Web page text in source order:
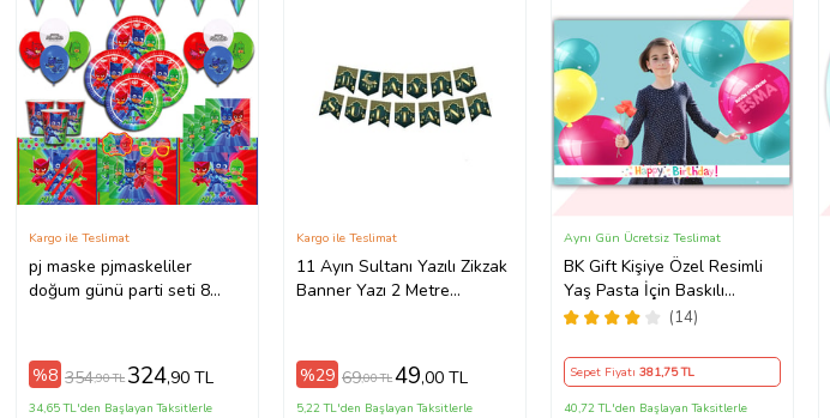
pj maske pjmaskeliler
doğum günü parti seti 8
Kargo ile Teslimat
%8 354,90 TL 324,90 TL
34,65 TL'den Başlayan Taksitlerle
11 Ayın Sultanı Yazılı Zikzak
Banner Yazı 2 Metre
Kargo ile Teslimat
%29 69,00 TL49,00 TL
5,22 TL'den Başlayan Taksitlerle
BK Gift Kişiye Özel Resimli
Yaş Pasta İçin Baskılı
Yenilebilir Şekerli Kağıt
(14)
Aynı Gün Ücretsiz Teslimat
Sepet Fiyatı 381,75 TL
40,72 TL'den Başlayan Taksitlerle